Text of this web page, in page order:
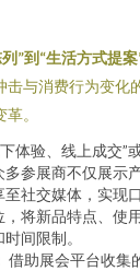
”到“生活方式提案
击与消费行为变化
。
体验、线上成交”
多参展商不仅展示
社交媒体，实现
将新品特点、使
间限制。
借助展会平台收集